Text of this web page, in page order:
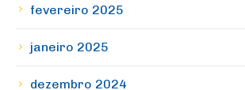
fevereiro 2025
janeiro 2025
dezembro 2024